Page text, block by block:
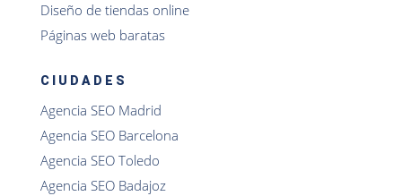
Diseño de tiendas online
Páginas web baratas
CIUDADES
Agencia SEO Madrid
Agencia SEO Barcelona
Agencia SEO Toledo
Agencia SEO Badajoz